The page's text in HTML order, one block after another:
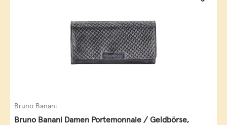
Bruno Banani
Bruno Banani Damen Portemonnaie / Geldbörse,